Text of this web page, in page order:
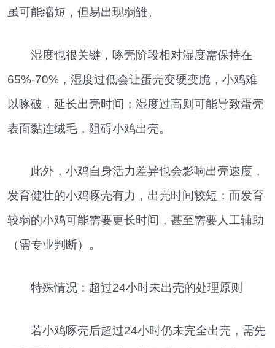
虽可能缩短，但易出现弱雏。
湿度也很关键，啄壳阶段相对湿度需保持在
65%-70%，湿度过低会让蛋壳变硬变脆，小鸡难
以啄破，延长出壳时间；湿度过高则可能导致蛋壳
表面黏连绒毛，阻碍小鸡出壳。
此外，小鸡自身活力差异也会影响出壳速度，
发育健壮的小鸡啄壳有力，出壳时间较短；而发育
较弱的小鸡可能需要更长时间，甚至需要人工辅助
（需专业判断）。
特殊情况：超过24小时未出壳的处理原则
若小鸡啄壳后超过24小时仍未完全出壳，需先